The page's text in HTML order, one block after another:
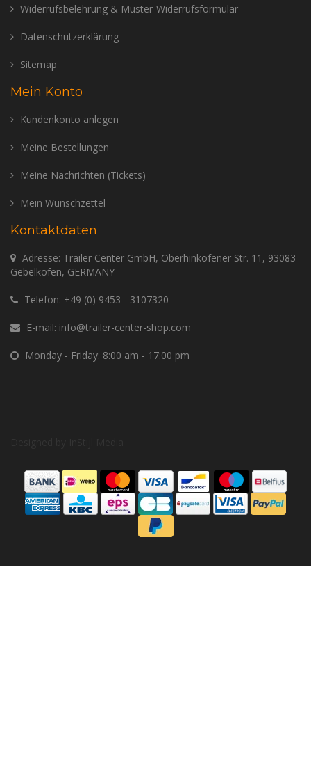
Widerrufsbelehrung & Muster-Widerrufsformular
Datenschutzerklärung
Sitemap
Mein Konto
Kundenkonto anlegen
Meine Bestellungen
Meine Nachrichten (Tickets)
Mein Wunschzettel
Kontaktdaten
Adresse: Trailer Center GmbH, Oberhinkofener Str. 11, 93083
Gebelkofen, GERMANY
Telefon: +49 (0) 9453 - 3107320
E-mail: info@trailer-center-shop.com
Monday - Friday: 8:00 am - 17:00 pm